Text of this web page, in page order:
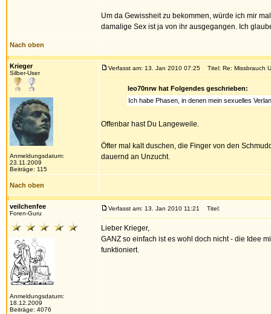
Um da Gewissheit zu bekommen, würde ich mir
damalige Sex ist ja von ihr ausgegangen. Ich
Nach oben
Krieger
Silber-User
Anmeldungsdatum:
23.11.2009
Beiträge: 115
Verfasst am: 13. Jan 2010 07:25 Titel: Re: Missbrauch
leo70nrw hat Folgendes geschrieben:
Ich habe Phasen, in denen mein sexuelles
Offenbar hast Du Langeweile.
Öfter mal kalt duschen, die Finger von den
dauernd an Unzucht.
Nach oben
veilchenfee
Foren-Guru
Anmeldungsdatum:
18.12.2009
Beiträge: 4076
Verfasst am: 13. Jan 2010 11:21 Titel:
Lieber Krieger,
GANZ so einfach ist es wohl doch nicht - die Idee
funktioniert.